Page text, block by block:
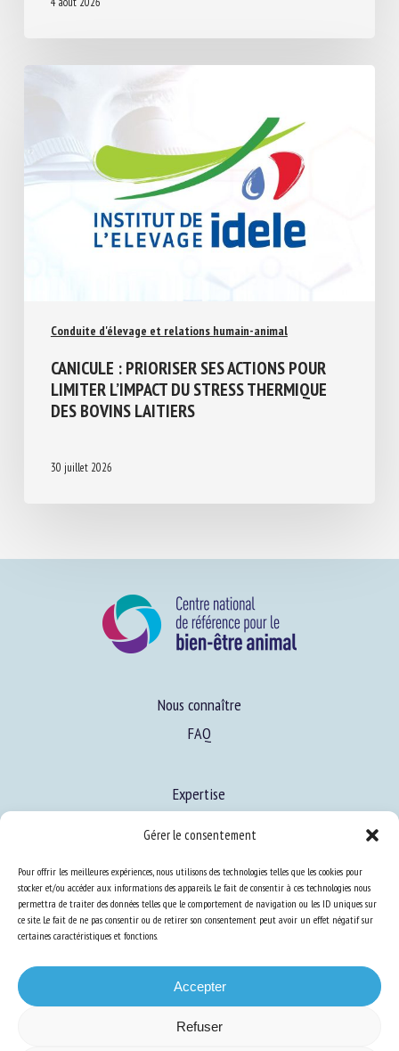
Gérer le consentement
Pour offrir les meilleures expériences, nous utilisons des technologies telles que les cookies pour
stocker et/ou accéder aux informations des appareils. Le fait de consentir à ces technologies nous
permettra de traiter des données telles que le comportement de navigation ou les ID uniques sur
ce site. Le fait de ne pas consentir ou de retirer son consentement peut avoir un effet négatif sur
certaines caractéristiques et fonctions.
Accepter
Refuser
LIMITER L’IMPACT DU STRESS THERMIQUE
DES BOVINS LAITIERS
Nous connaître
FAQ
Expertise
Ressources